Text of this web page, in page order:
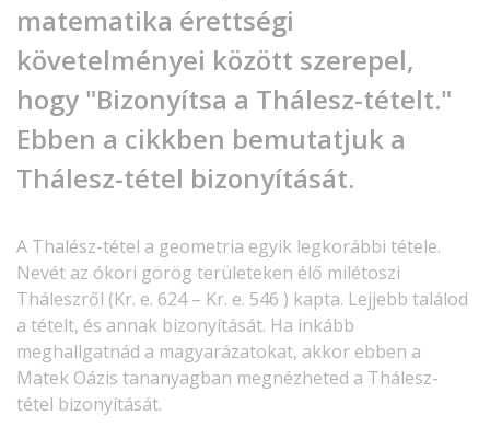
matematika érettségi
követelményei között szerepel,
hogy "Bizonyítsa a Thálesz-tételt."
Ebben a cikkben bemutatjuk a
Thálesz-tétel bizonyítását.
A Thalész-tétel a geometria egyik legkorábbi tétele.
Nevét az ókori görög területeken élő milétoszi
Tháleszről (Kr. e. 624 – Kr. e. 546 ) kapta. Lejjebb találod
a tételt, és annak bizonyítását. Ha inkább
meghallgatnád a magyarázatokat, akkor ebben a
Matek Oázis tananyagban megnézheted a Thálesz-
tétel bizonyítását.